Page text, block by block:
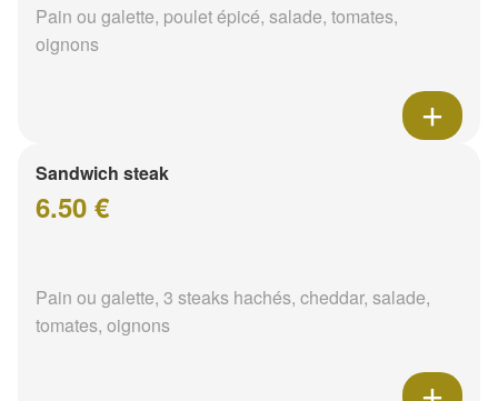
Pain ou galette, poulet épicé, salade, tomates,
oignons
Sandwich steak
6.50 €
Pain ou galette, 3 steaks hachés, cheddar, salade,
tomates, oignons